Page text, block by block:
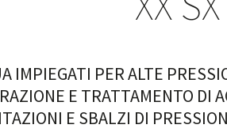
IMPIEGATI PER ALTE
E TRATTAMENTO DI
E SBALZI DI